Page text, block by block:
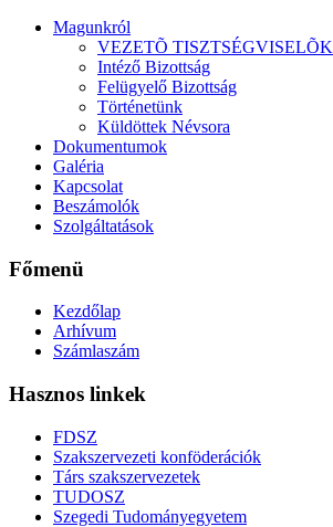
Magunkról
VEZETÕ TISZTSÉGVISELÕK
Intéző Bizottság
Felügyelő Bizottság
Történetünk
Küldöttek Névsora
Dokumentumok
Galéria
Kapcsolat
Beszámolók
Szolgáltatások
Főmenü
Kezdőlap
Arhívum
Számlaszám
Hasznos linkek
FDSZ
Szakszervezeti konföderációk
Társ szakszervezetek
TUDOSZ
Szegedi Tudományegyetem